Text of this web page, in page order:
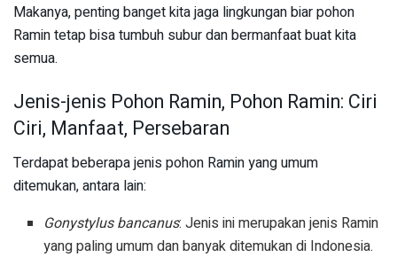
Makanya, penting banget kita jaga lingkungan biar pohon
Ramin tetap bisa tumbuh subur dan bermanfaat buat kita
semua.
Jenis-jenis Pohon Ramin, Pohon Ramin: Ciri
Ciri, Manfaat, Persebaran
Terdapat beberapa jenis pohon Ramin yang umum
ditemukan, antara lain:
Gonystylus bancanus: Jenis ini merupakan jenis Ramin
yang paling umum dan banyak ditemukan di Indonesia.